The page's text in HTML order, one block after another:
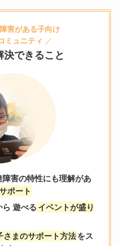
害がある子向け
ミュニティ ／
できること
害の特性にも理解があ
ポート
ら 遊べるイベントが盛り
さまのサポート方法をス